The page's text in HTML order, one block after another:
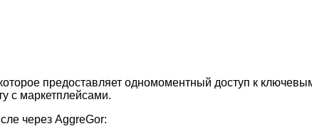
предоставляет одномоментный доступ к
с маркетплейсами.
через AggreGor: